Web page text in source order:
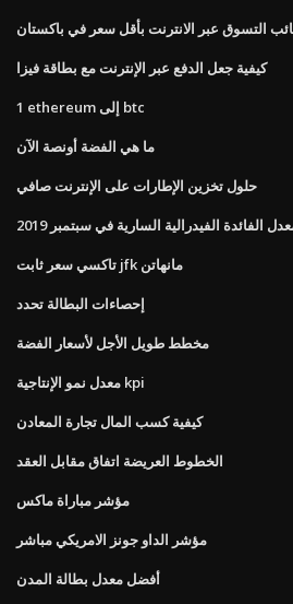
التسوق عبر الانترنت بأقل سعر في باكستان
كيفية جعل الدفع عبر الإنترنت مع بطاقة فيزا
1 ethereum إلى btc
ما هي الفضة أونصة الآن
حلول تخزين الإطارات على الإنترنت صافي
الفائدة الفيدرالية السارية في سبتمبر 2019
تاكسي سعر ثابت jfk مانهاتن
إحصاءات البطالة تحدد
مخطط طويل الأجل لأسعار الفضة
معدل نمو الإنتاجية kpi
كيفية كسب المال تجارة المعادن
الخطوط العريضة اتفاق مقابل العقد
مؤشر مباراة ماكس
مؤشر الداو جونز الامريكي مباشر
أفضل معدل بطالة المدن